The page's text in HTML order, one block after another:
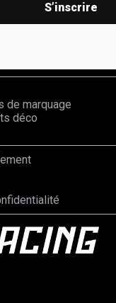
S’inscrire
de marquage
déco